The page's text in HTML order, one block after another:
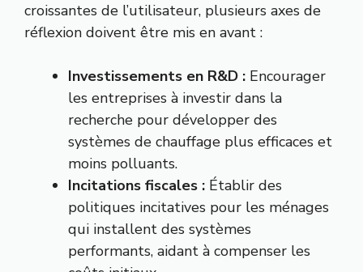
croissantes de l’utilisateur, plusieurs axes de
réflexion doivent être mis en avant :
Investissements en R&D : Encourager
les entreprises à investir dans la
recherche pour développer des
systèmes de chauffage plus efficaces et
moins polluants.
Incitations fiscales : Établir des
politiques incitatives pour les ménages
qui installent des systèmes
performants, aidant à compenser les